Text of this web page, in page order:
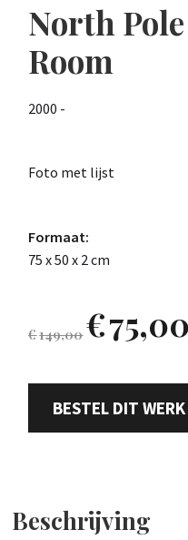
North
Room
2000 -
Foto met lijst
Formaat:
75 x 50 x 2 cm
€149,00€75,00
BESTEL DIT WERK
Beschrijving